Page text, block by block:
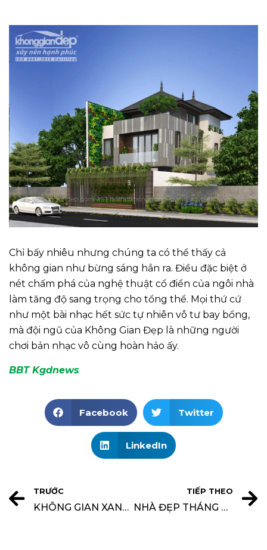
Chỉ bấy nhiêu nhưng chúng ta có thể thấy cả
không gian như bừng sáng hẳn ra. Điều đặc biệt ở
nét chấm phá của nghệ thuật cổ điển của ngôi nhà
làm tăng độ sang trọng cho tổng thể. Mọi thứ cứ
như một bài nhạc hết sức tự nhiên vô tư bay bổng,
mà đội ngũ của Không Gian Đẹp là những người
chơi bản nhạc vô cùng hoàn hảo ấy.
BBT Kgdnews
Facebook Twitter
LinkedIn
TRƯỚC
KHÔNG GIAN XANH TẠO NÊN PHONG CÁCH TRẺ
TIẾP THEO
NHÀ ĐẸP THÁNG 6 LÀM MỚI MÀU GỖ